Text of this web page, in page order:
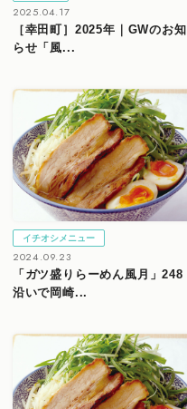
2025.04.17
［幸田町］2025年｜GWのお知
らせ「風...
イチオシメニュー
2024.09.23
「ガツ盛りらーめん風月」248
沿いで岡崎...